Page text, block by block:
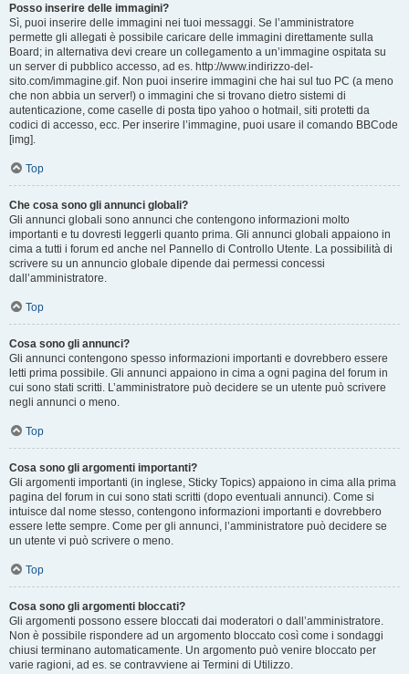
Posso inserire delle immagini?
Sì, puoi inserire delle immagini nei tuoi messaggi. Se l’amministratore
permette gli allegati è possibile caricare delle immagini direttamente sulla
Board; in alternativa devi creare un collegamento a un’immagine ospitata su
un server di pubblico accesso, ad es. http://www.indirizzo-del-
sito.com/immagine.gif. Non puoi inserire immagini che hai sul tuo PC (a meno
che non abbia un server!) o immagini che si trovano dietro sistemi di
autenticazione, come caselle di posta tipo yahoo o hotmail, siti protetti da
codici di accesso, ecc. Per inserire l’immagine, puoi usare il comando BBCode
[img].
Top
Che cosa sono gli annunci globali?
Gli annunci globali sono annunci che contengono informazioni molto
importanti e tu dovresti leggerli quanto prima. Gli annunci globali appaiono in
cima a tutti i forum ed anche nel Pannello di Controllo Utente. La possibilità di
scrivere su un annuncio globale dipende dai permessi concessi
dall’amministratore.
Top
Cosa sono gli annunci?
Gli annunci contengono spesso informazioni importanti e dovrebbero essere
letti prima possibile. Gli annunci appaiono in cima a ogni pagina del forum in
cui sono stati scritti. L’amministratore può decidere se un utente può scrivere
negli annunci o meno.
Top
Cosa sono gli argomenti importanti?
Gli argomenti importanti (in inglese, Sticky Topics) appaiono in cima alla prima
pagina del forum in cui sono stati scritti (dopo eventuali annunci). Come si
intuisce dal nome stesso, contengono informazioni importanti e dovrebbero
essere lette sempre. Come per gli annunci, l’amministratore può decidere se
un utente vi può scrivere o meno.
Top
Cosa sono gli argomenti bloccati?
Gli argomenti possono essere bloccati dai moderatori o dall’amministratore.
Non è possibile rispondere ad un argomento bloccato così come i sondaggi
chiusi terminano automaticamente. Un argomento può venire bloccato per
varie ragioni, ad es. se contravviene ai Termini di Utilizzo.